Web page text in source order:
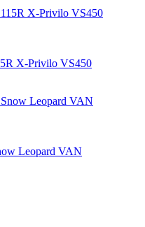
X-Privilo VS450
Leopard VAN